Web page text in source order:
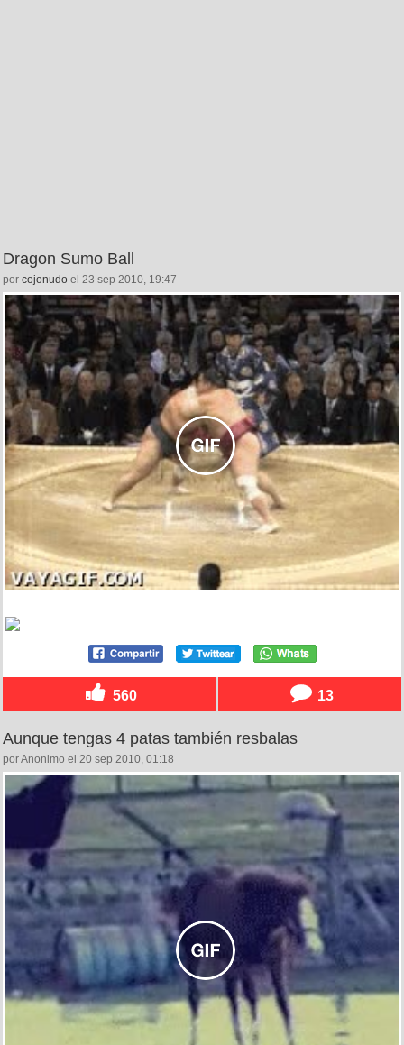
Dragon Sumo Ball
por cojonudo el 23 sep 2010, 19:47
560 13
Aunque tengas 4 patas también resbalas
por Anonimo el 20 sep 2010, 01:18